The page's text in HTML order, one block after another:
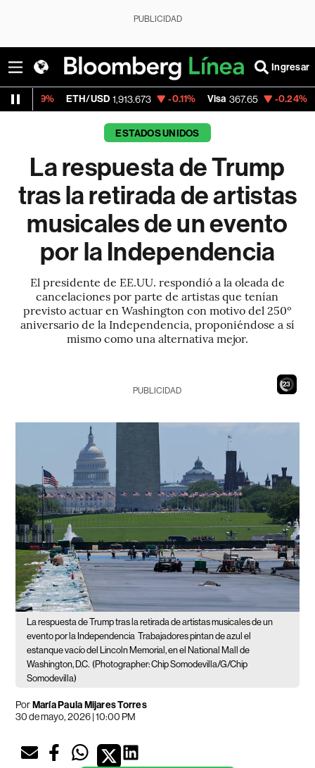
PUBLICIDAD
Ingresar
ETH/USD 1,913.673 -0.11% Visa 367.65 -0.24%
ESTADOS UNIDOS
La respuesta de Trump
tras la retirada de artistas
musicales de un evento
por la Independencia
El presidente de EE.UU. respondió a la oleada de
cancelaciones por parte de artistas que tenían
previsto actuar en Washington con motivo del 250º
aniversario de la Independencia, proponiéndose a sí
mismo como una alternativa mejor.
21
PUBLICIDAD
La respuesta de Trump tras la retirada de artistas musicales de un
evento por la Independencia Trabajadores pintan de azul el
estanque vacío del Lincoln Memorial, en el National Mall de
Washington, D.C. (Photographer: Chip Somodevilla/G/Chip
Somodevilla)
PorMaría Paula Mijares Torres
30 de mayo, 2026 | 10:00 PM